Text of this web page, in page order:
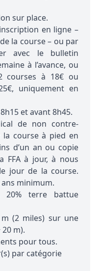
sur place.
en ligne –
la course – ou par
avec le bulletin
à l’avance, ou
courses à 18€ ou
uniquement en
et avant 8h45.
de non contre-
course à pied en
d’un an ou copie
FFA à jour, à nous
jour de la course.
minimum.
20% terre battue
(2 miles) sur une
m).
pour tous.
par catégorie